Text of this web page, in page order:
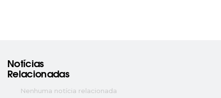
Notícias
Relacionadas
Nenhuma notícia relacionada